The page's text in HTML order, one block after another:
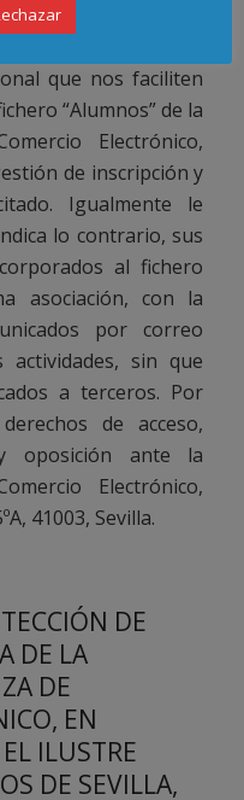
que nos faciliten
“Alumnos” de la
Electrónico,
de inscripción y
Igualmente le
lo contrario, sus
al fichero
asociación, con la
por correo
actividades, sin que
a terceros. Por
de acceso,
y oposición ante la
Electrónico,
41003, Sevilla.
DE
DE LA
DE
EN
ILUSTRE
DE SEVILLA,